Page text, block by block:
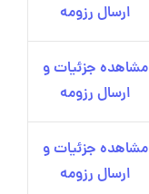
ارسال رزومه
مشاهده جزئیات و
ارسال رزومه
مشاهده جزئیات و
ارسال رزومه